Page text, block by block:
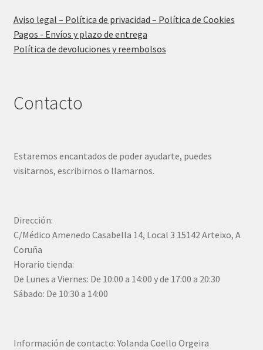
Aviso legal – Política de privacidad – Política de Cookies
Pagos - Envíos y plazo de entrega
Política de devoluciones y reembolsos
Contacto
Estaremos encantados de poder ayudarte, puedes
visitarnos, escribirnos o llamarnos.
Dirección:
C/Médico Amenedo Casabella 14, Local 3 15142 Arteixo, A
Coruña
Horario tienda:
De Lunes a Viernes: De 10:00 a 14:00 y de 17:00 a 20:30
Sábado: De 10:30 a 14:00
Información de contacto: Yolanda Coello Orgeira